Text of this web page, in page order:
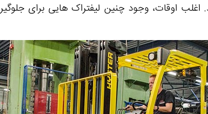
اوقات، وجود چنین لیفتراک هایی برای